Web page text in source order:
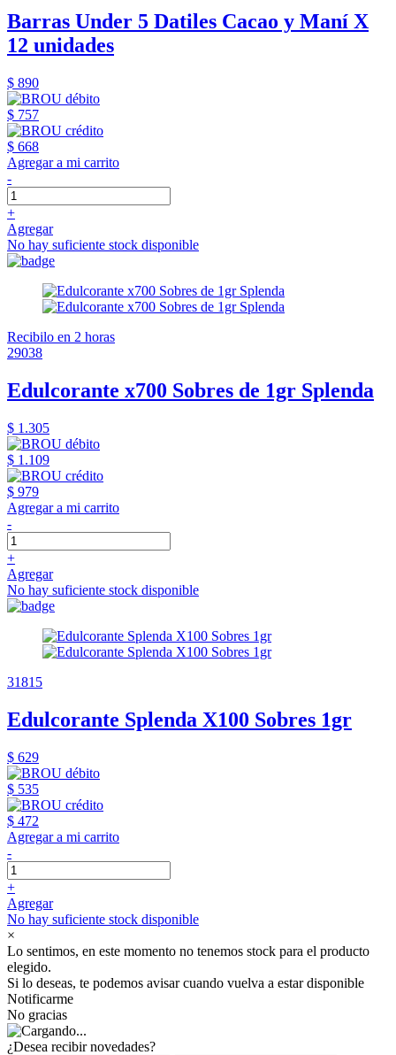
Barras Under 5 Datiles Cacao y Maní X
12 unidades
$ 890
$ 757
$ 668
Agregar a mi carrito
-
+
Agregar
No hay suficiente stock disponible
Recibilo en 2 horas
29038
Edulcorante x700 Sobres de 1gr Splenda
$ 1.305
$ 1.109
$ 979
Agregar a mi carrito
-
+
Agregar
No hay suficiente stock disponible
31815
Edulcorante Splenda X100 Sobres 1gr
$ 629
$ 535
$ 472
Agregar a mi carrito
-
+
Agregar
No hay suficiente stock disponible
×
Lo sentimos, en este momento no tenemos stock para el producto
elegido.
Si lo deseas, te podemos avisar cuando vuelva a estar disponible
Notificarme
No gracias
¿Desea recibir novedades?